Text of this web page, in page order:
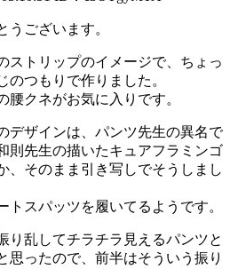
ございます。
ストリップのイメージで、ちょっ
のつもりで作りました。
クネがお気に入りです。
デザインは、パンツ先生の異名で
則先生の描いたキュアフラミンゴ
、そのまま引き写しでそうしまし
スパッツを履いてるようです。
乱してチラチラ見えるパンツと
思ったので、前半はそういう振り